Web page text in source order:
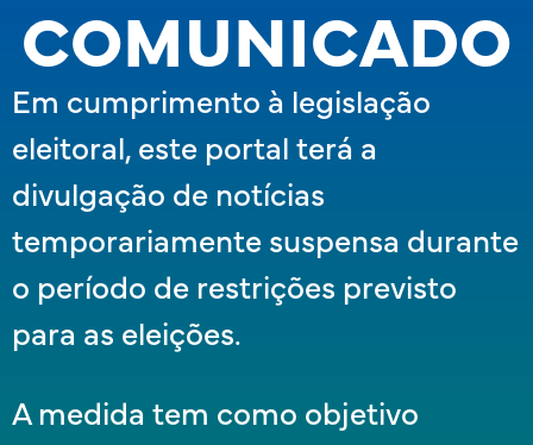
COMUNICADO
Em cumprimento à legislação
eleitoral, este portal terá a
divulgação de notícias
temporariamente suspensa durante
o período de restrições previsto
para as eleições.
A medida tem como objetivo